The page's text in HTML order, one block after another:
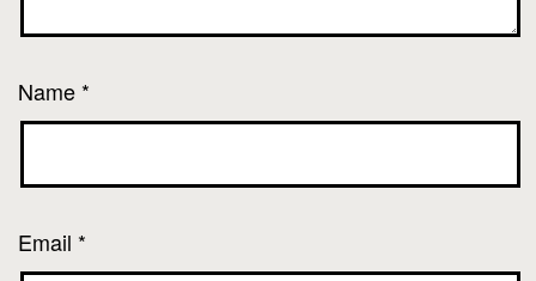
Name *
Email *